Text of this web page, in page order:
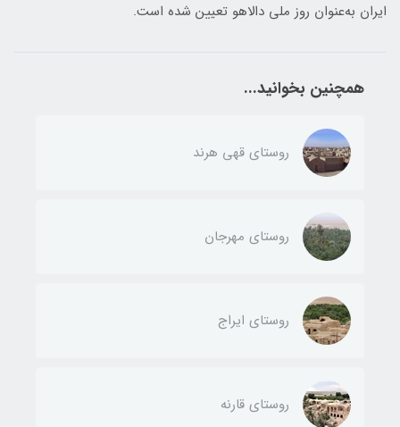
ایران به‌عنوان روز ملی دالاهو تعیین شده است.
همچنین بخوانید...
روستای قهی هرند
روستای مهرجان
روستای ایراج
روستای قارنه